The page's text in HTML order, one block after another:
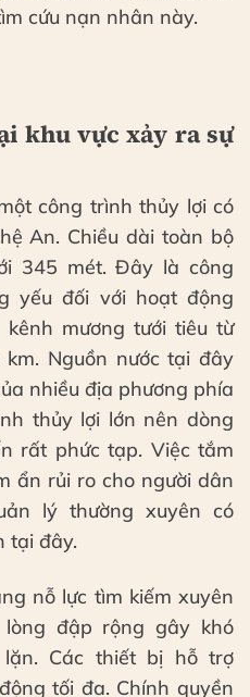
cứu nạn nhân này.
khu vực xảy ra sự
công trình thủy lợi có
An. Chiều dài toàn bộ
345 mét. Đây là công
yếu đối với hoạt động
mương tưới tiêu từ
Nguồn nước tại đây
nhiều địa phương phía
thủy lợi lớn nên dòng
rất phức tạp. Việc tắm
ẩn rủi ro cho người dân
lý thường xuyên có
tại đây.
nỗ lực tìm kiếm xuyên
đập rộng gây khó
Các thiết bị hỗ trợ
tối đa. Chính quyền